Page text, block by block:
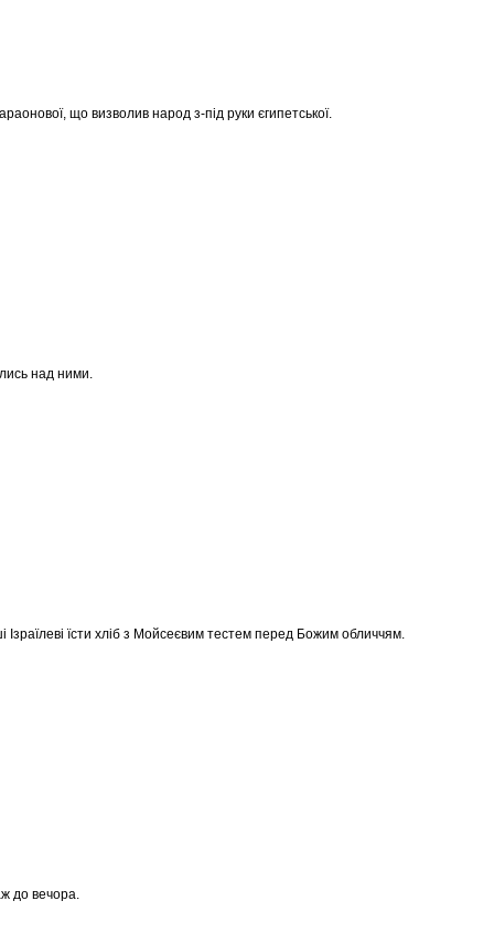
що визволив народ з-під руки єгипетської.
над ними.
їсти хліб з Мойсеєвим тестем перед Божим обличчям.
до вечора.